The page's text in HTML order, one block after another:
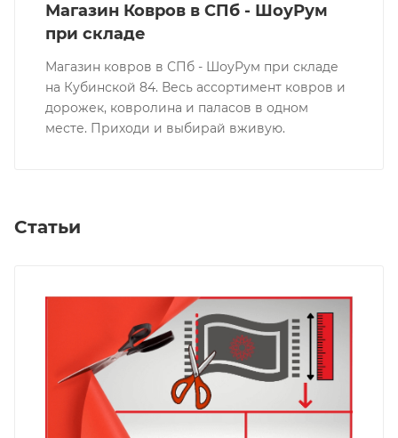
Магазин Ковров в СПб - ШоуРум
при складе
Магазин ковров в СПб - ШоуРум при складе
на Кубинской 84. Весь ассортимент ковров и
дорожек, ковролина и паласов в одном
месте. Приходи и выбирай вживую.
Статьи